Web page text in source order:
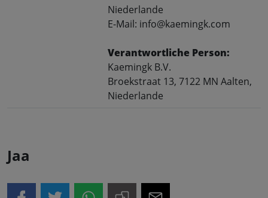
Niederlande
E-Mail: info@kaemingk.com
Verantwortliche Person:
Kaemingk B.V.
Broekstraat 13, 7122 MN Aalten,
Niederlande
Jaa